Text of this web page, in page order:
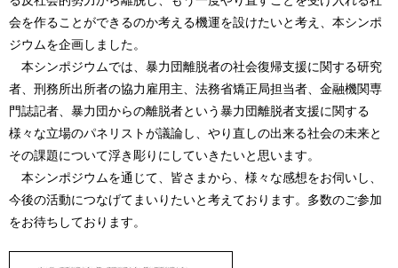
会を作ることができるのか考える機運を設けたいと考え、本シンポ
ジウムを企画しました。
本シンポジウムでは、暴力団離脱者の社会復帰支援に関する研究
者、刑務所出所者の協力雇用主、法務省矯正局担当者、金融機関専
門誌記者、暴力団からの離脱者という暴力団離脱者支援に関する
様々な立場のパネリストが議論し、やり直しの出来る社会の未来と
その課題について浮き彫りにしていきたいと思います。
本シンポジウムを通じて、皆さまから、様々な感想をお伺いし、
今後の活動につなげてまいりたいと考えております。多数のご参加
をお待ちしております。